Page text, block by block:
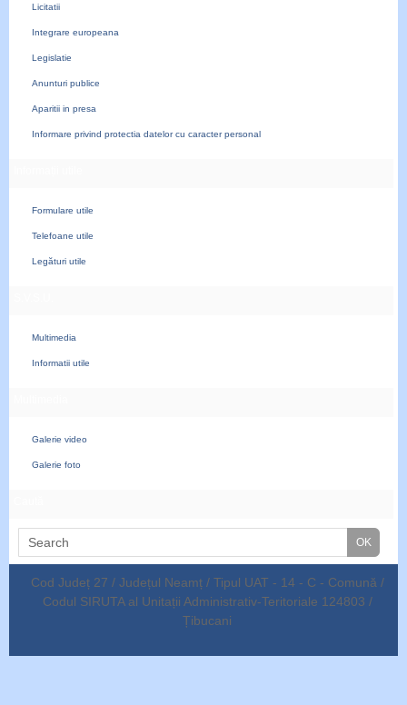
Licitatii
Integrare europeana
Legislatie
Anunturi publice
Aparitii in presa
Informare privind protectia datelor cu caracter personal
Formulare utile
Telefoane utile
Legături utile
Multimedia
Informatii utile
Galerie video
Galerie foto
Cod Județ 27 / Județul Neamț / Tipul UAT - 14 - C - Comună /
Codul SIRUTA al Unitații Administrativ-Teritoriale 124803 /
Țibucani